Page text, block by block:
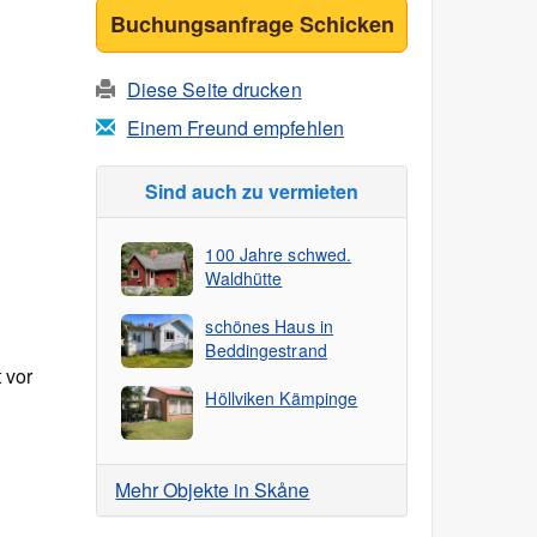
vor
Buchungsanfrage Schicken
Diese Seite drucken
Einem Freund empfehlen
Sind auch zu vermieten
100 Jahre schwed.
Waldhütte
schönes Haus in
Beddingestrand
Höllviken Kämpinge
Mehr Objekte in Skåne